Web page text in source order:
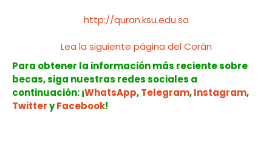
http://quran.ksu.edu.sa
Lea la siguiente página del Corán
Para obtener la información más reciente sobre
becas, siga nuestras redes sociales a
continuación: ¡WhatsApp,Telegram,Instagram,
TwitteryFacebook!